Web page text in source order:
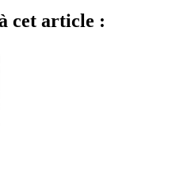
cet article :